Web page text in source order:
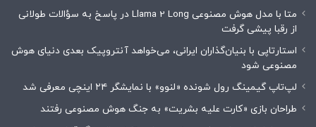
متا با مدل هوش مصنوعی Llama 2 Long در پاسخ به سؤالات طولانی
از رقبا پیشی گرفت
استارتاپی با بنیان‌گذاران ایرانی، می‌خواهد آنتروپیک بعدی دنیای هوش
مصنوعی شود
لپ‌تاپ گیمینگ رول شونده «لنوو» با نمایشگر ۲۴ اینچی معرفی شد
طراحان بازی «کارت علیه بشریت» به جنگ هوش مصنوعی رفتند